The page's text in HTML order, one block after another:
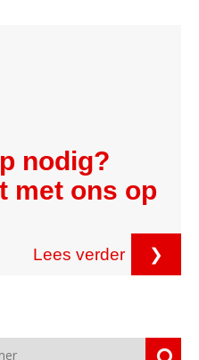
nodig?
met ons op
Lees verder ❯